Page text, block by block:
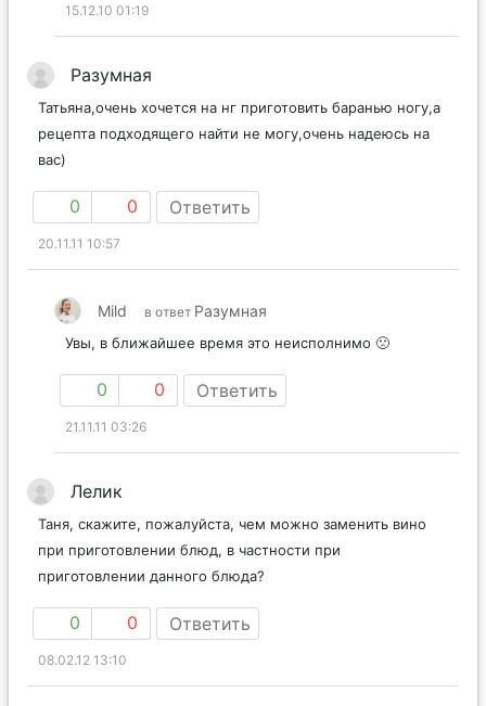
15.12.10 01:19
Разумная
Татьяна,очень хочется на нг приготовить баранью ногу,а
рецепта подходящего найти не могу,очень надеюсь на
вас)
0 0 Ответить
20.11.11 10:57
Mild в ответ Разумная
Увы, в ближайшее время это неисполнимо 🙁
0 0 Ответить
21.11.11 03:26
Лелик
Таня, скажите, пожалуйста, чем можно заменить вино
при приготовлении блюд, в частности при
приготовлении данного блюда?
0 0 Ответить
08.02.12 13:10